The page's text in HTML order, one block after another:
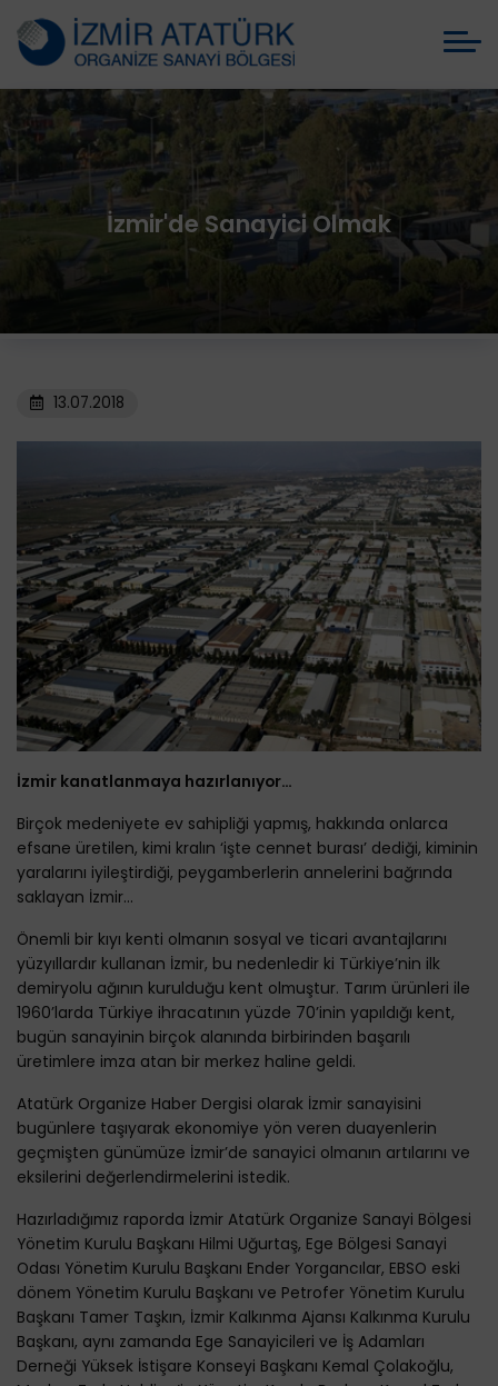
İzmir'de Sanayici Olmak
13.07.2018
İzmir kanatlanmaya hazırlanıyor…
Birçok medeniyete ev sahipliği yapmış, hakkında onlarca
efsane üretilen, kimi kralın ‘işte cennet burası’ dediği, kiminin
yaralarını iyileştirdiği, peygamberlerin annelerini bağrında
saklayan İzmir...
Önemli bir kıyı kenti olmanın sosyal ve ticari avantajlarını
yüzyıllardır kullanan İzmir, bu nedenledir ki Türkiye’nin ilk
demiryolu ağının kurulduğu kent olmuştur. Tarım ürünleri ile
1960’larda Türkiye ihracatının yüzde 70’inin yapıldığı kent,
bugün sanayinin birçok alanında birbirinden başarılı
üretimlere imza atan bir merkez haline geldi.
Atatürk Organize Haber Dergisi olarak İzmir sanayisini
bugünlere taşıyarak ekonomiye yön veren duayenlerin
geçmişten günümüze İzmir’de sanayici olmanın artılarını ve
eksilerini değerlendirmelerini istedik.
Hazırladığımız raporda İzmir Atatürk Organize Sanayi Bölgesi
Yönetim Kurulu Başkanı Hilmi Uğurtaş, Ege Bölgesi Sanayi
Odası Yönetim Kurulu Başkanı Ender Yorgancılar, EBSO eski
dönem Yönetim Kurulu Başkanı ve Petrofer Yönetim Kurulu
Başkanı Tamer Taşkın, İzmir Kalkınma Ajansı Kalkınma Kurulu
Başkanı, aynı zamanda Ege Sanayicileri ve İş Adamları
Derneği Yüksek İstişare Konseyi Başkanı Kemal Çolakoğlu,